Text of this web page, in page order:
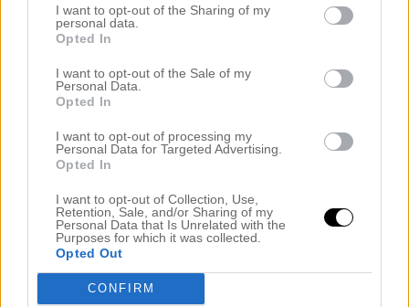
I want to opt-out of the Sharing of my
personal data.
Opted In
I want to opt-out of the Sale of my
Personal Data.
Opted In
I want to opt-out of processing my
Personal Data for Targeted Advertising.
Opted In
I want to opt-out of Collection, Use,
Retention, Sale, and/or Sharing of my
Personal Data that Is Unrelated with the
Purposes for which it was collected.
Opted Out
CONFIRM
så bra. är Du.
fin resa hem, ~ & tack .
Svara
Frida -fridasbetraktelser
maj 31, 2012 kl. 16:21
Svara
Milott
maj 31, 2012 kl. 16:37